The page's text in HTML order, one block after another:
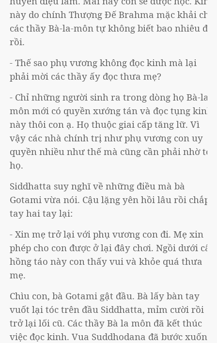
này do chính Thượng Đế Brahma mặc khải cho
các thầy Bà-la-môn tự không biết bao nhiêu đời
rồi.
- Thế sao phụ vương không đọc kinh mà lại
phải mời các thầy ấy đọc thưa mẹ?
- Chỉ những người sinh ra trong dòng họ Bà-la-
môn mới có quyền xướng tán và đọc tụng kinh
này thôi con ạ. Họ thuộc giai cấp tăng lữ. Vì
vậy các nhà chính trị như phụ vương con uy
quyền nhiều như thế mà cũng cần phải nhờ tới
họ.
Siddhatta suy nghĩ về những điều mà bà
Gotami vừa nói. Cậu lặng yên hồi lâu rồi chắp
tay hai tay lại:
- Xin mẹ trở lại với phụ vương con đi. Mẹ xin
phép cho con được ở lại đây chơi. Ngồi dưới cây
hồng táo này con thấy vui và khỏe quá thưa
mẹ.
Chìu con, bà Gotami gật đầu. Bà lấy bàn tay
vuốt lại tóc trên đầu Siddhatta, mỉm cười rồi
trở lại lối cũ. Các thầy Bà la môn đã kết thúc
việc đọc kinh. Vua Suddhodana đã bước xuống